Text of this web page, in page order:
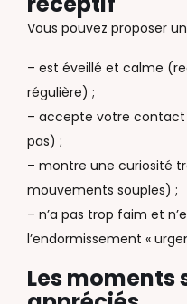
Vous pouvez proposer
– est éveillé et calme
régulière) ;
– accepte votre contact
pas) ;
– montre une curiosité
mouvements souples) ;
– n’a pas trop faim et
l’endormissement «
Les moments